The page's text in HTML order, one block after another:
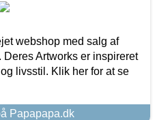
webshop med salg af
Artworks er inspireret
livsstil. Klik her for at se
Papapapa.dk